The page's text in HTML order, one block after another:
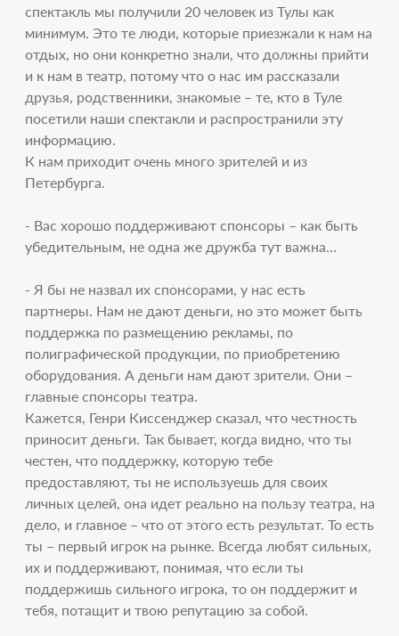
спектакль мы получили 20 человек из Тулы как
минимум. Это те люди, которые приезжали к нам на
отдых, но они конкретно знали, что должны прийти
и к нам в театр, потому что о нас им рассказали
друзья, родственники, знакомые – те, кто в Туле
посетили наши спектакли и распространили эту
информацию.
К нам приходит очень много зрителей и из
Петербурга.
- Вас хорошо поддерживают спонсоры – как быть
убедительным, не одна же дружба тут важна…
- Я бы не назвал их спонсорами, у нас есть
партнеры. Нам не дают деньги, но это может быть
поддержка по размещению рекламы, по
полиграфической продукции, по приобретению
оборудования. А деньги нам дают зрители. Они –
главные спонсоры театра.
Кажется, Генри Киссенджер сказал, что честность
приносит деньги. Так бывает, когда видно, что ты
честен, что поддержку, которую тебе
предоставляют, ты не используешь для своих
личных целей, она идет реально на пользу театра, на
дело, и главное – что от этого есть результат. То есть
ты – первый игрок на рынке. Всегда любят сильных,
их и поддерживают, понимая, что если ты
поддержишь сильного игрока, то он поддержит и
тебя, потащит и твою репутацию за собой.